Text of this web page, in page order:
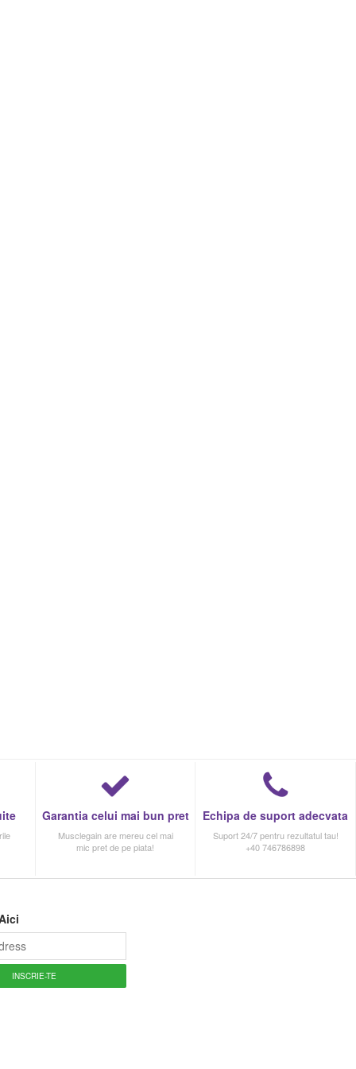
Garantia celui mai bun pret
Musclegain are mereu cel mai
mic pret de pe piata!
Echipa de suport adecvata
Suport 24/7 pentru rezultatul tau!
+40 746786898
INSCRIE-TE